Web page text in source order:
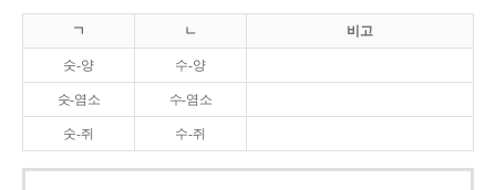
ㄱ ㄴ 비고
숫-양 수-양
숫-염소 수-염소
숫-쥐 수-쥐